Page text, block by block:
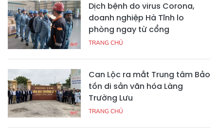
Dịch bệnh do virus Corona,
doanh nghiệp Hà Tĩnh lo
phòng ngay từ cổng
TRANG CHỦ
Can Lộc ra mắt Trung tâm Bảo
tồn di sản văn hóa Làng
Trường Lưu
TRANG CHỦ